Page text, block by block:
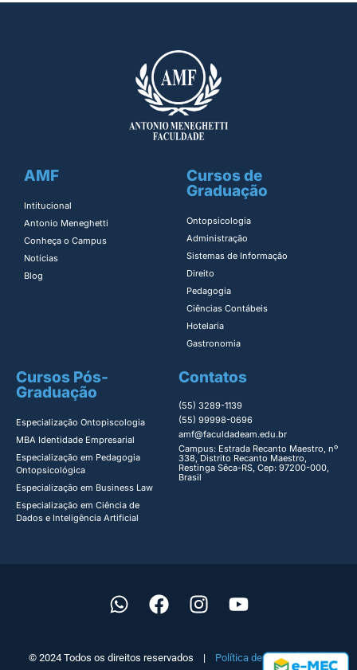
AMF
Intitucional
Antonio Meneghetti
Conheça o Campus
Notícias
Blog
Cursos de
Graduação
Ontopsicologia ​
Administração​
Sistemas de Informação​
Direito​
Pedagogia
Ciências Contábeis
Hotelaria
Gastronomia
Cursos Pós-
Graduação
Especialização Ontopiscologia ​
MBA Identidade Empresarial​
Especialização em Pedagogia
Ontopsicológica​
Especialização em Business Law
Especialização em Ciência de
Dados e Inteligência Artificial
Contatos
(55) 3289-1139
(55) 99998-0696
amf@faculdadeam.edu.br
Campus: Estrada Recanto Maestro, nº
338, Distrito Recanto Maestro,
Restinga Sêca-RS, Cep: 97200-000,
Brasil
© 2024 Todos os direitos reservados | Política de Privacidade|